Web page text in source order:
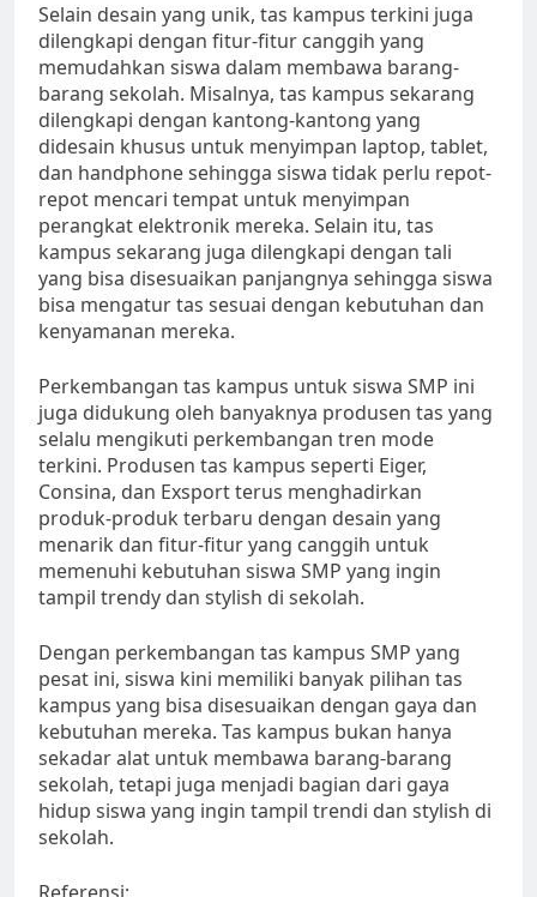
Selain desain yang unik, tas kampus terkini juga
dilengkapi dengan fitur-fitur canggih yang
memudahkan siswa dalam membawa barang-
barang sekolah. Misalnya, tas kampus sekarang
dilengkapi dengan kantong-kantong yang
didesain khusus untuk menyimpan laptop, tablet,
dan handphone sehingga siswa tidak perlu repot-
repot mencari tempat untuk menyimpan
perangkat elektronik mereka. Selain itu, tas
kampus sekarang juga dilengkapi dengan tali
yang bisa disesuaikan panjangnya sehingga siswa
bisa mengatur tas sesuai dengan kebutuhan dan
kenyamanan mereka.
Perkembangan tas kampus untuk siswa SMP ini
juga didukung oleh banyaknya produsen tas yang
selalu mengikuti perkembangan tren mode
terkini. Produsen tas kampus seperti Eiger,
Consina, dan Exsport terus menghadirkan
produk-produk terbaru dengan desain yang
menarik dan fitur-fitur yang canggih untuk
memenuhi kebutuhan siswa SMP yang ingin
tampil trendy dan stylish di sekolah.
Dengan perkembangan tas kampus SMP yang
pesat ini, siswa kini memiliki banyak pilihan tas
kampus yang bisa disesuaikan dengan gaya dan
kebutuhan mereka. Tas kampus bukan hanya
sekadar alat untuk membawa barang-barang
sekolah, tetapi juga menjadi bagian dari gaya
hidup siswa yang ingin tampil trendi dan stylish di
sekolah.